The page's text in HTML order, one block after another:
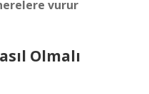
vurur
Olmalı